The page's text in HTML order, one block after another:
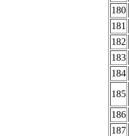
180
181
182
183
184
185
186
187